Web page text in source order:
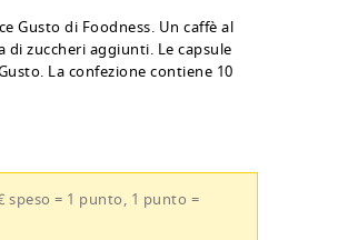
Gusto di Foodness. Un caffè al
zuccheri aggiunti. Le capsule
La confezione contiene 10
speso = 1 punto, 1 punto =